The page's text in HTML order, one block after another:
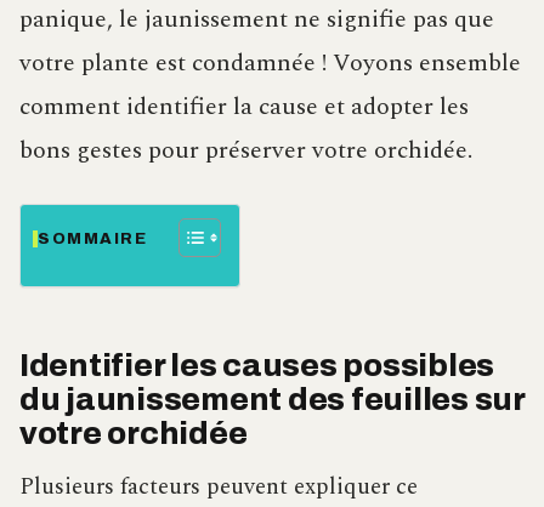
panique, le jaunissement ne signifie pas que
votre plante est condamnée ! Voyons ensemble
comment identifier la cause et adopter les
bons gestes pour préserver votre orchidée.
SOMMAIRE
Identifier les causes possibles
du jaunissement des feuilles sur
votre orchidée
Plusieurs facteurs peuvent expliquer ce